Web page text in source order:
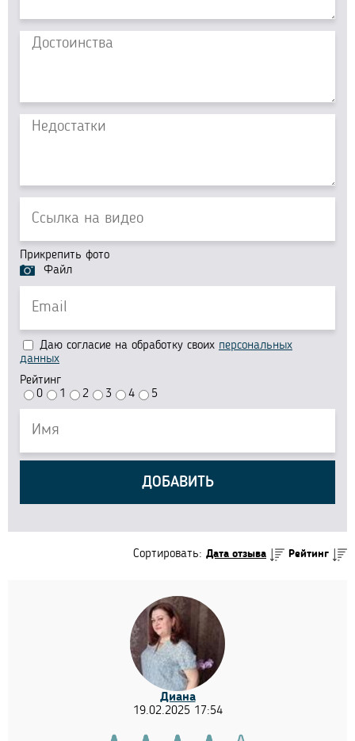
Прикрепить фото
Файл
Даю согласие на обработку своих персональных
данных
Рейтинг
0
1 2 3 4 5
ДОБАВИТЬ
Сортировать: Дата отзыва Рейтинг
Диана
19.02.2025 17:54